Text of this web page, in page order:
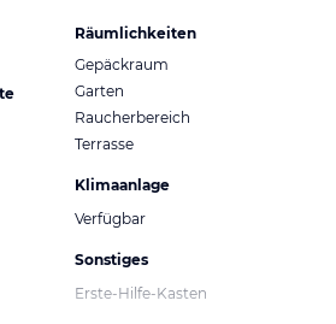
Räumlichkeiten
Gepäckraum
Garten
Raucherbereich
Terrasse
Klimaanlage
Verfügbar
Sonstiges
Erste-Hilfe-Kasten